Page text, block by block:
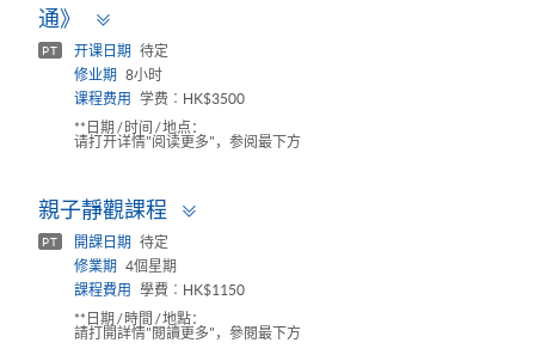
通》
PT 开课日期
待定
修业期
8小时
课程费用
学费︰HK$3500
**日期 / 时间 / 地点：
请打开详情"阅读更多"，参阅最下方
親子靜觀課程
PT 開課日期
待定
修業期
4個星期
課程費用
學費︰HK$1150
**日期 / 時間 / 地點：
請打開詳情"閱讀更多"，參閱最下方